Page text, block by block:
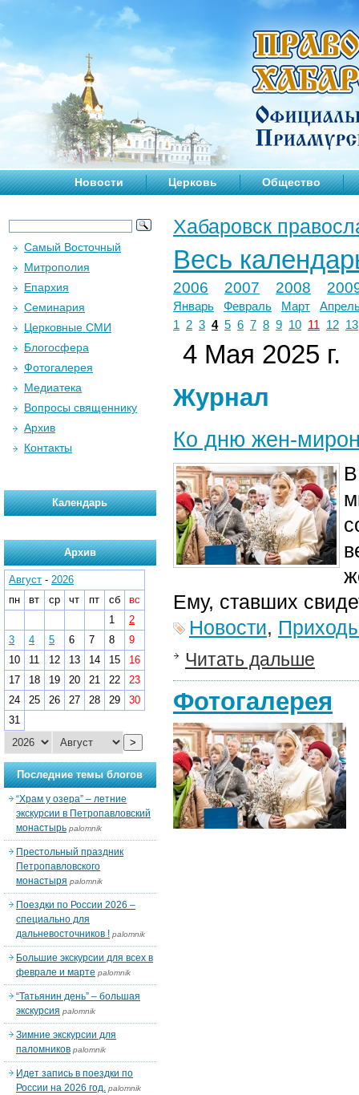
Новости Церковь Общество
Хабаровск
Весь
2006 2007 2008
Январь Февраль Март
1
2 3 4 5 6 7 8 9 10 11 12 13
4 Мая 2025 г.
Журнал
Ко дню жен-
Ему, ставших
Новости,
Читать дальше
Фотогалерея
Самый Восточный
Митрополия
Епархия
Семинария
Церковные СМИ
Блогосфера
Фотогалерея
Медиатека
Вопросы священнику
Архив
Контакты
Календарь
Архив
Август - 2026
пн
вт ср чт пт сб
вс
1
2
3
4 5 6 7 8
9
10
11 12 13 14 15
16
17
18 19 20 21 22
23
24
25 26 27 28 29
30
31
>
Последние темы блогов
“Храм у озера” – летние
экскурсии в Петропавловский
монастырь palomnik
Престольный праздник
Петропавловского
монастыря palomnik
Поездки по России 2026 –
специально для
дальневосточников ! palomnik
Большие экскурсии для всех в
феврале и марте palomnik
“Татьянин день” – большая
экскурсия palomnik
Зимние экскурсии для
паломников palomnik
Идет запись в поездки по
России на 2026 год. palomnik